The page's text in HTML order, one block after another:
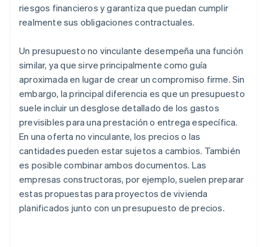
riesgos financieros y garantiza que puedan cumplir
realmente sus obligaciones contractuales.
Un presupuesto no vinculante desempeña una función
similar, ya que sirve principalmente como guía
aproximada en lugar de crear un compromiso firme. Sin
embargo, la principal diferencia es que un presupuesto
suele incluir un desglose detallado de los gastos
previsibles para una prestación o entrega específica.
En una oferta no vinculante, los precios o las
cantidades pueden estar sujetos a cambios. También
es posible combinar ambos documentos. Las
empresas constructoras, por ejemplo, suelen preparar
estas propuestas para proyectos de vivienda
planificados junto con un presupuesto de precios.